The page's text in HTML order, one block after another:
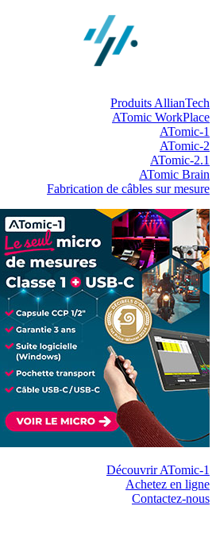
Produits AllianTech
ATomic WorkPlace
ATomic-1
ATomic-2
ATomic-2.1
ATomic Brain
Fabrication de câbles sur mesure
Découvrir ATomic-1
Achetez en ligne
Contactez-nous